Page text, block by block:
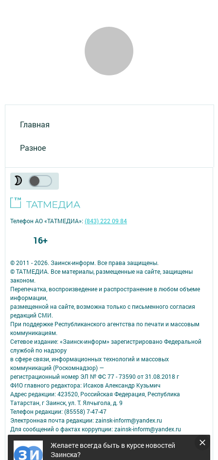
Главная
Разное
Желаете всегда быть в курсе новостей
Заинска?
© 2011 - 2026. Заинск-информ. Все права защищены.
© ТАТМЕДИА. Все материалы, размещенные на сайте, защищены
законом.
Перепечатка, воспроизведение и распространение в любом объеме
информации,
размещенной на сайте, возможна только с письменного согласия
редакций СМИ.
При поддержке Республиканского агентства по печати и массовым
коммуникациям.
Сетевое издание: «Заинск-информ» зарегистрировано Федеральной
службой по надзору
в сфере связи, информационных технологий и массовых
коммуникаций (Роскомнадзор) —
регистрационный номер ЭЛ № ФС 77 - 73590 от 31.08.2018 г
ФИО главного редактора: Исаков Александр Кузьмич
Адрес редакции: 423520, Российская Федерация, Республика
Татарстан, г Заинск, ул. Т. Ялчыгола, д. 9
Телефон редакции: (85558) 7-47-47
Электронная почта редакции: zainsk-inform@yandex.ru
Для сообщений о фактах коррупции: zainsk-inform@yandex.ru
Антикоррупционная политика
Телефон АО «ТАТМЕДИА»:(843) 222 09 84
16+